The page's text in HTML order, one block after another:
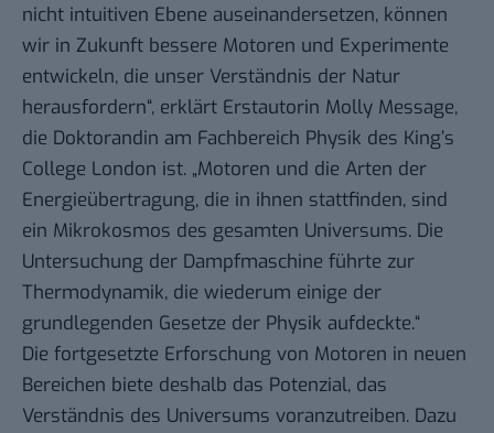
nicht intuitiven Ebene auseinandersetzen, können
wir in Zukunft bessere Motoren und Experimente
entwickeln, die unser Verständnis der Natur
herausfordern“, erklärt Erstautorin Molly Message,
die Doktorandin am Fachbereich Physik des King’s
College London ist. „Motoren und die Arten der
Energieübertragung, die in ihnen stattfinden, sind
ein Mikrokosmos des gesamten Universums. Die
Untersuchung der Dampfmaschine führte zur
Thermodynamik, die wiederum einige der
grundlegenden Gesetze der Physik aufdeckte.“
Die fortgesetzte Erforschung von Motoren in neuen
Bereichen biete deshalb das Potenzial, das
Verständnis des Universums voranzutreiben. Dazu